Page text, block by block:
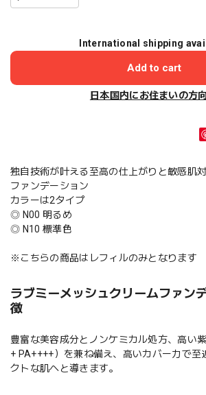
International shipping
Add to cart
日本国内にお住まいの方
独自技術が叶える至高の仕上がりと敏感肌
ファンデーション
カラーは2タイプ
◎ N00 明るめ
◎ N10 標準色
※こちらの商品はレフィルのみとなります
ラブミーメッシュクリームファン
徴
豊富な美容成分とノンケミカル処方、高い
+ PA++++）を兼ね備え、高いカバー力で至
クトな肌へと導きます。